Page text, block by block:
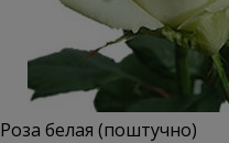
Роза белая (поштучно)